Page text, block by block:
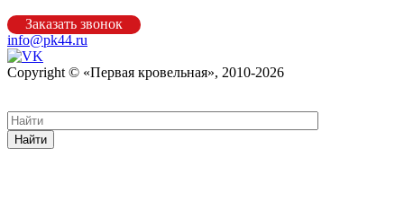
Заказать звонок
info@pk44.ru
Copyright © «Первая кровельная», 2010-2026
Найти